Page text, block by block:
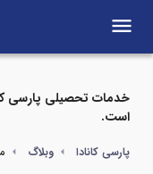
menu
خدمات تحصیلی پارسی
است.
پارسی کانادا وبلاگ